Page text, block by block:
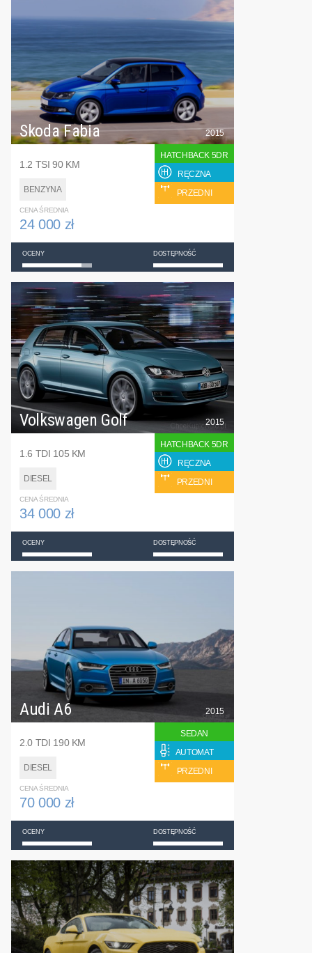
Skoda Fabia
1.2 TSI 90 KM
BENZYNA
2015
HATCHBACK 5DR
RĘCZNA
PRZEDNI
CENA ŚREDNIA
24 000 zł
OCENY DOSTĘPNOŚĆ
Volkswagen Golf
1.6 TDI 105 KM
DIESEL
2015
HATCHBACK 5DR
RĘCZNA
PRZEDNI
CENA ŚREDNIA
34 000 zł
OCENY DOSTĘPNOŚĆ
Audi A6
2.0 TDI 190 KM
DIESEL
2015
SEDAN
AUTOMAT
PRZEDNI
CENA ŚREDNIA
70 000 zł
OCENY DOSTĘPNOŚĆ